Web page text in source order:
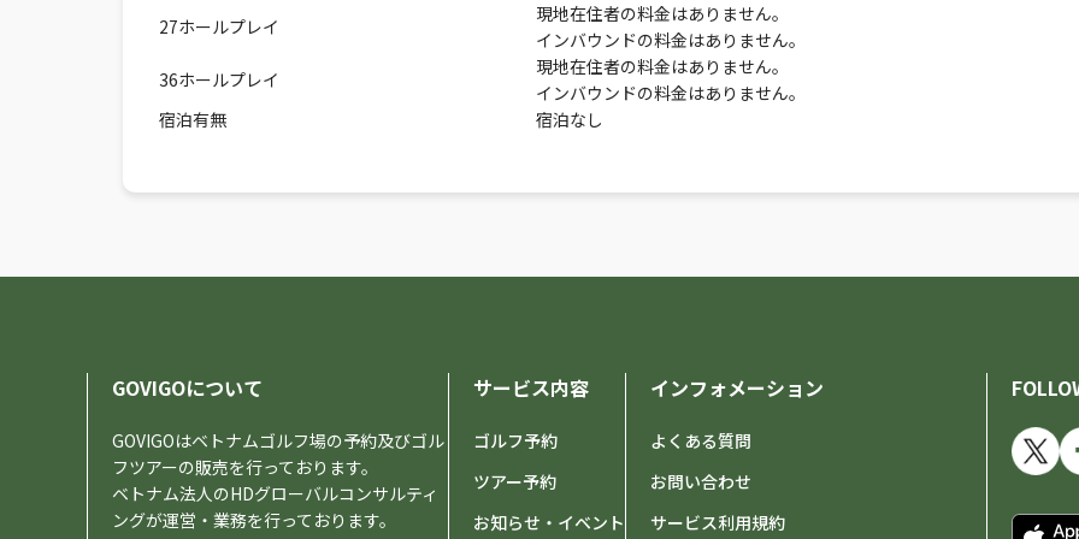
27ホールプレイ
現地在住者の料金はありません。
インバウンドの料金はありません。
36ホールプレイ
現地在住者の料金はありません。
インバウンドの料金はありません。
宿泊有無
宿泊なし
GOVIGOについて
GOVIGOはベトナムゴルフ場の予約及びゴル
フツアーの販売を行っております。
ベトナム法人のHDグローバルコンサルティ
ングが運営・業務を行っております。
サービス内容
ゴルフ予約
ツアー予約
お知らせ・イベント
インフォメーション
よくある質問
お問い合わせ
サービス利用規約